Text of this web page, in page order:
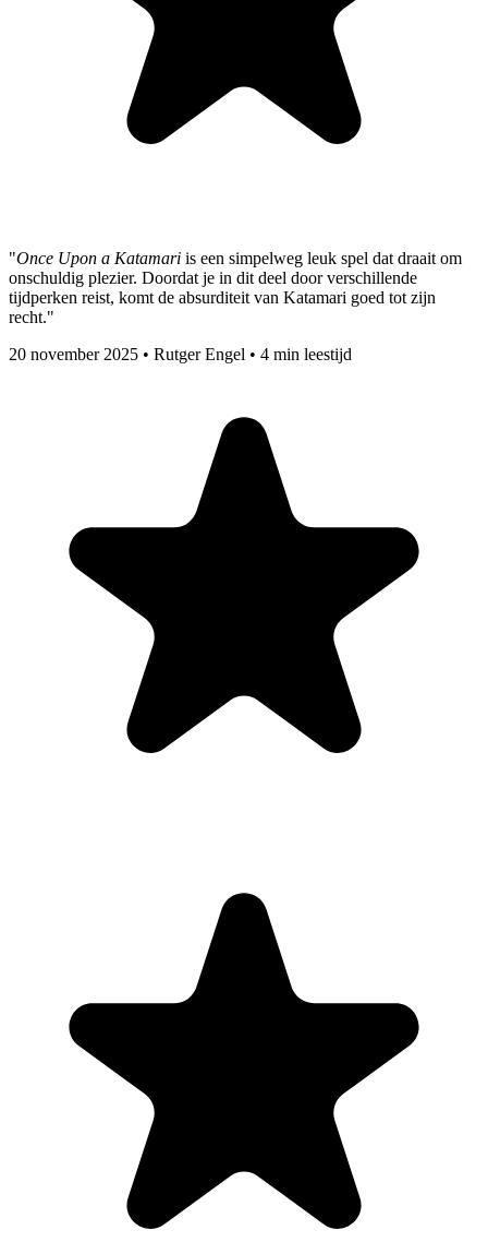
"Once Upon a Katamari is een simpelweg leuk spel dat draait om
onschuldig plezier. Doordat je in dit deel door verschillende
tijdperken reist, komt de absurditeit van Katamari goed tot zijn
recht."
20 november 2025 • Rutger Engel • 4 min leestijd